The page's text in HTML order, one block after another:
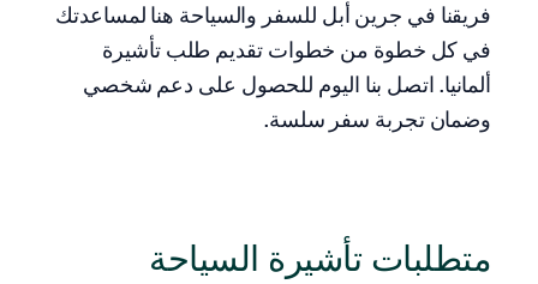
فريقنا في جرين أبل للسفر والسياحة هنا لمساعدتك
في كل خطوة من خطوات تقديم طلب تأشيرة
ألمانيا. اتصل بنا اليوم للحصول على دعم شخصي
وضمان تجربة سفر سلسة.
متطلبات تأشيرة السياحة